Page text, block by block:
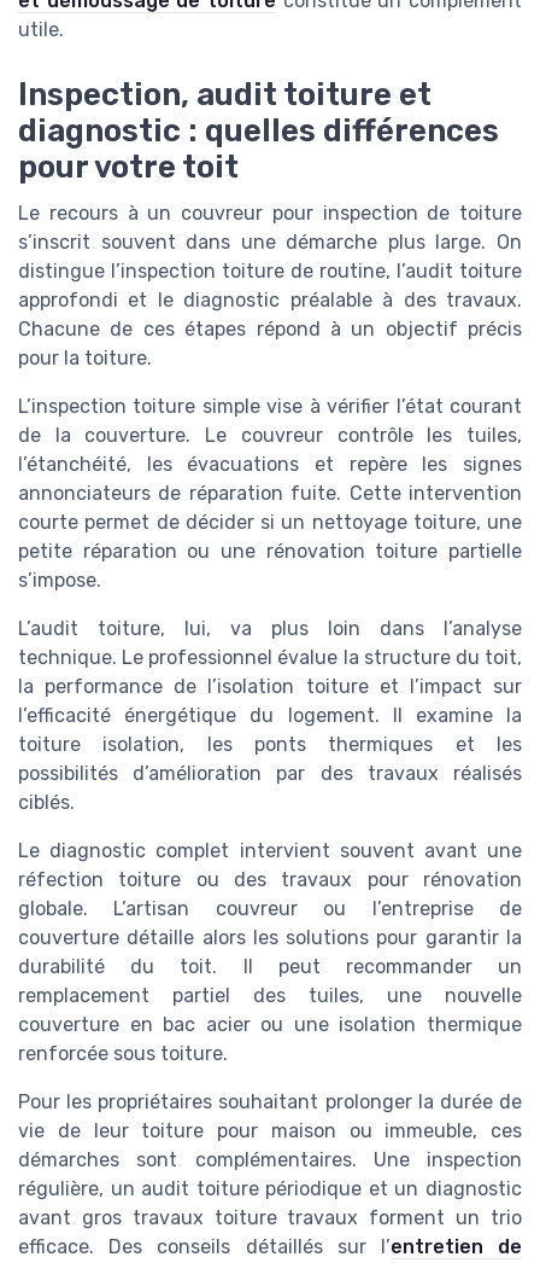
utile.
Inspection, audit toiture et
diagnostic : quelles différences
pour votre toit
Le recours à un couvreur pour inspection de toiture
s’inscrit souvent dans une démarche plus large. On
distingue l’inspection toiture de routine, l’audit toiture
approfondi et le diagnostic préalable à des travaux.
Chacune de ces étapes répond à un objectif précis
pour la toiture.
L’inspection toiture simple vise à vérifier l’état courant
de la couverture. Le couvreur contrôle les tuiles,
l’étanchéité, les évacuations et repère les signes
annonciateurs de réparation fuite. Cette intervention
courte permet de décider si un nettoyage toiture, une
petite réparation ou une rénovation toiture partielle
s’impose.
L’audit toiture, lui, va plus loin dans l’analyse
technique. Le professionnel évalue la structure du toit,
la performance de l’isolation toiture et l’impact sur
l’efficacité énergétique du logement. Il examine la
toiture isolation, les ponts thermiques et les
possibilités d’amélioration par des travaux réalisés
ciblés.
Le diagnostic complet intervient souvent avant une
réfection toiture ou des travaux pour rénovation
globale. L’artisan couvreur ou l’entreprise de
couverture détaille alors les solutions pour garantir la
durabilité du toit. Il peut recommander un
remplacement partiel des tuiles, une nouvelle
couverture en bac acier ou une isolation thermique
renforcée sous toiture.
Pour les propriétaires souhaitant prolonger la durée de
vie de leur toiture pour maison ou immeuble, ces
démarches sont complémentaires. Une inspection
régulière, un audit toiture périodique et un diagnostic
avant gros travaux toiture travaux forment un trio
efficace. Des conseils détaillés sur l’entretien de